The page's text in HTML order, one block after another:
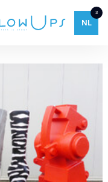
3
NL